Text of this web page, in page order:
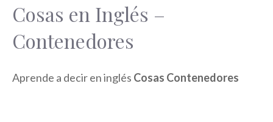
Cosas en Inglés –
Contenedores
Aprende a decir en inglés Cosas Contenedores